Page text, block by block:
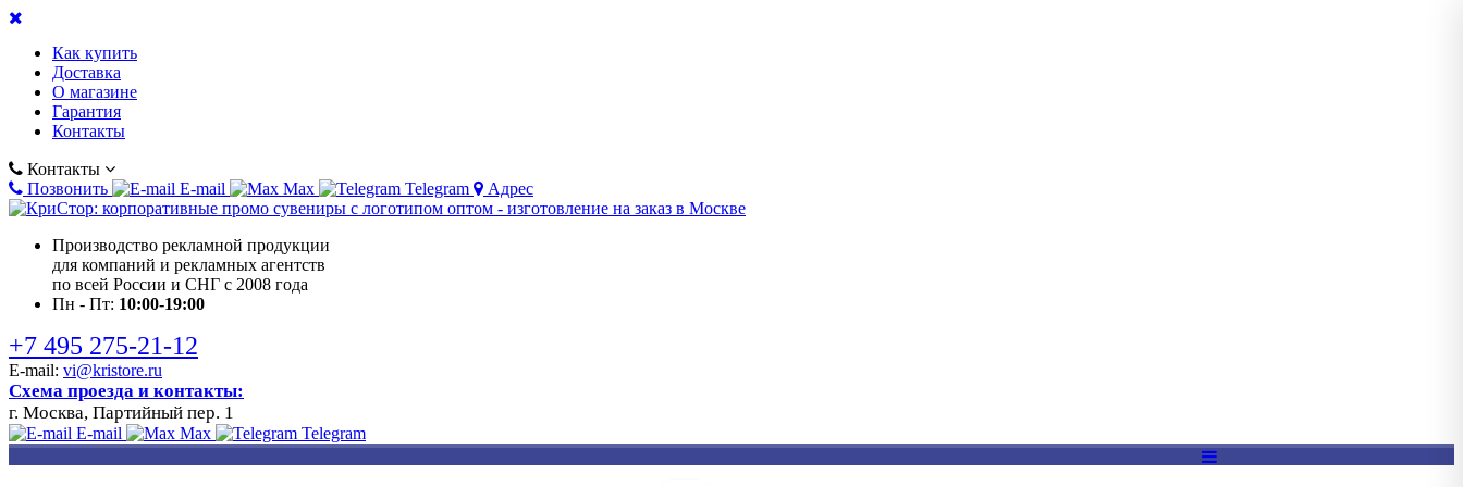
Как купить
Доставка
О магазине
Гарантия
Контакты
Контакты
Позвонить
E-mail Max Telegram Адрес
Производство рекламной продукции
для компаний и рекламных агентств
по всей России и СНГ с 2008 года
Пн - Пт: 10:00-19:00
+7 495 275-21-12
E-mail: vi@kristore.ru
Схема проезда и контакты:
г. Москва, Партийный пер. 1
E-mail Max Telegram